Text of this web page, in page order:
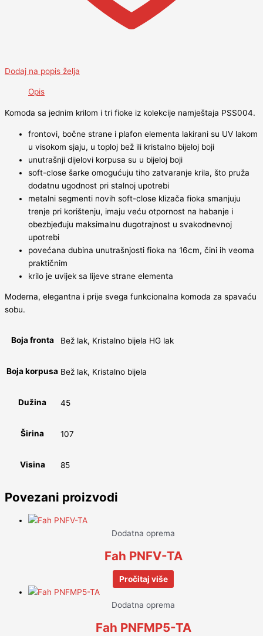
Dodaj na popis želja
Opis
Komoda sa jednim krilom i tri fioke iz kolekcije namještaja PSS004.
frontovi, bočne strane i plafon elementa lakirani su UV lakom
u visokom sjaju, u toploj bež ili kristalno bijeloj boji
unutrašnji dijelovi korpusa su u bijeloj boji
soft-close šarke omogućuju tiho zatvaranje krila, što pruža
dodatnu ugodnost pri stalnoj upotrebi
metalni segmenti novih soft-close klizača fioka smanjuju
trenje pri korištenju, imaju veću otpornost na habanje i
obezbjeđuju maksimalnu dugotrajnost u svakodnevnoj
upotrebi
povećana dubina unutrašnjosti fioka na 16cm, čini ih veoma
praktičnim
krilo je uvijek sa lijeve strane elementa
Moderna, elegantna i prije svega funkcionalna komoda za spavaću
sobu.
Boja fronta Bež lak, Kristalno bijela HG lak
Boja korpusa Bež lak, Kristalno bijela
Dužina 45
Širina 107
Visina 85
Povezani proizvodi
Dodatna oprema
Fah PNFV-TA
Pročitaj više
Dodatna oprema
Fah PNFMP5-TA